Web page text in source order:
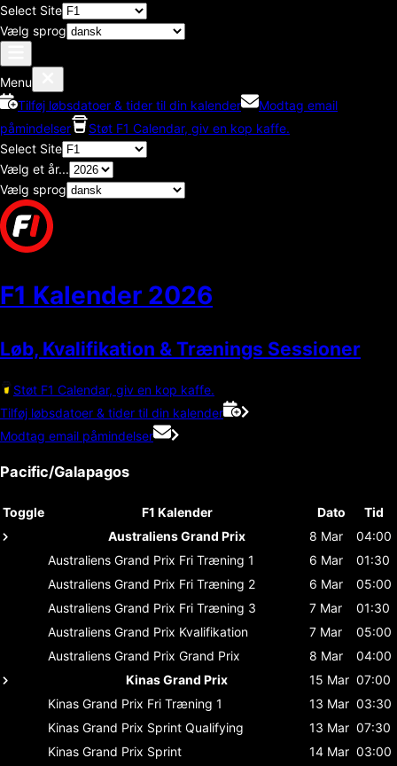
Select Site
Vælg sprog
Menu
Tilføj løbsdatoer & tider til din kalender
Modtag email
påmindelser
Støt F1 Calendar, giv en kop kaffe.
Select Site
Vælg et år...
Vælg sprog
F1 Kalender 2026
Løb, Kvalifikation & Trænings Sessioner
Støt F1 Calendar, giv en kop kaffe.
Tilføj løbsdatoer & tider til din kalender
Modtag email påmindelser
Pacific/Galapagos
Toggle F1 Kalender Dato
Tid
Australiens Grand Prix
8 Mar
04:00
Australiens Grand Prix Fri Træning 1 6 Mar
01:30
Australiens Grand Prix Fri Træning 2 6 Mar
05:00
Australiens Grand Prix Fri Træning 3 7 Mar
01:30
Australiens Grand Prix Kvalifikation 7 Mar
05:00
Australiens Grand Prix Grand Prix 8 Mar
04:00
Kinas Grand Prix
15 Mar 07:00
Kinas Grand Prix Fri Træning 1 13 Mar 03:30
Kinas Grand Prix Sprint Qualifying 13 Mar 07:30
Kinas Grand Prix Sprint 14 Mar 03:00